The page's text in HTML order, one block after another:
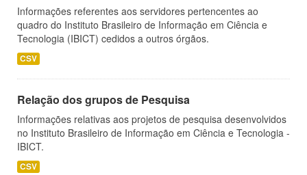
Informações referentes aos servidores pertencentes ao
quadro do Instituto Brasileiro de Informação em Ciência e
Tecnologia (IBICT) cedidos a outros órgãos.
CSV
Relação dos grupos de Pesquisa
Informações relativas aos projetos de pesquisa desenvolvidos
no Instituto Brasileiro de Informação em Ciência e Tecnologia -
IBICT.
CSV